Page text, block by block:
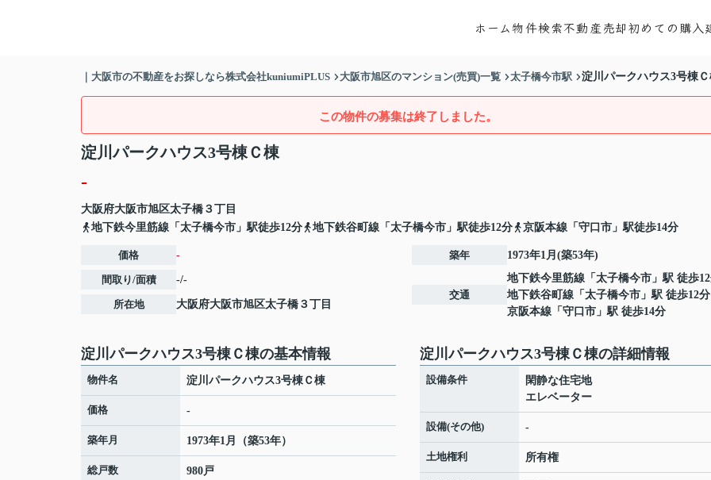
ホーム物件検索不動産売却初めての購入
｜大阪市の不動産をお探しなら株式会社kuniumiPLUS 大阪市旭区のマンション(売買)一覧 太子橋今市駅 淀川パークハウス3号棟
この物件の募集は終了しました。
淀川パークハウス3号棟Ｃ棟
-
大阪府大阪市旭区太子橋 ３丁目
地下鉄今里筋線「太子橋今市」駅徒歩12分
地下鉄谷町線「太子橋今市」駅徒歩12分 京阪本線「守口市」駅徒歩14分
価格 -
間取り/面積 -/-
所在地 大阪府大阪市旭区太子橋 ３丁目
築年 1973年1月(築53年)
交通
地下鉄今里筋線 「 太子橋今市 」駅 徒歩
地下鉄谷町線 「 太子橋今市 」駅 徒歩12分
京阪本線 「 守口市 」駅 徒歩14分
淀川パークハウス3号棟Ｃ棟の基本情報
物件名 淀川パークハウス3号棟Ｃ棟
価格 -
築年月 1973年1月（築53年）
総戸数 980戸
淀川パークハウス3号棟Ｃ棟の詳細情報
設備条件
閑静な住宅地
エレベーター
設備(その他) -
土地権利 所有権